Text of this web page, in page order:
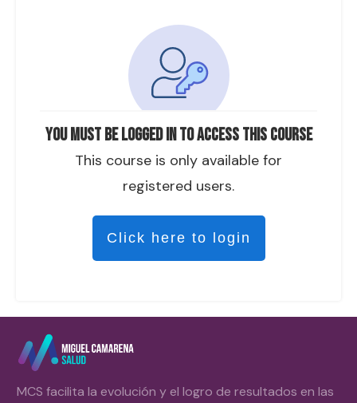
You must be logged in to access this course
This course is only available for
registered users.
Click here to login
MCS facilita la evolución y el logro de resultados en las